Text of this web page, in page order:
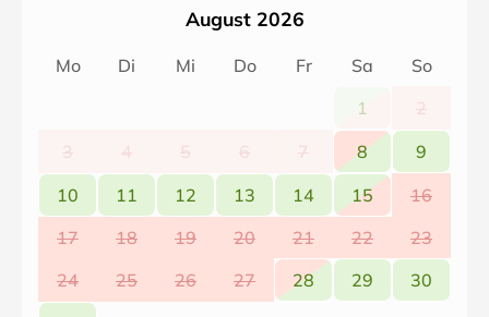
August 2026
Mo Di Mi Do Fr Sa
So
1
2
3
4 5 6 7 8
9
10
11 12 13 14 15
16
17
18 19 20 21 22
23
24
25 26 27 28 29
30